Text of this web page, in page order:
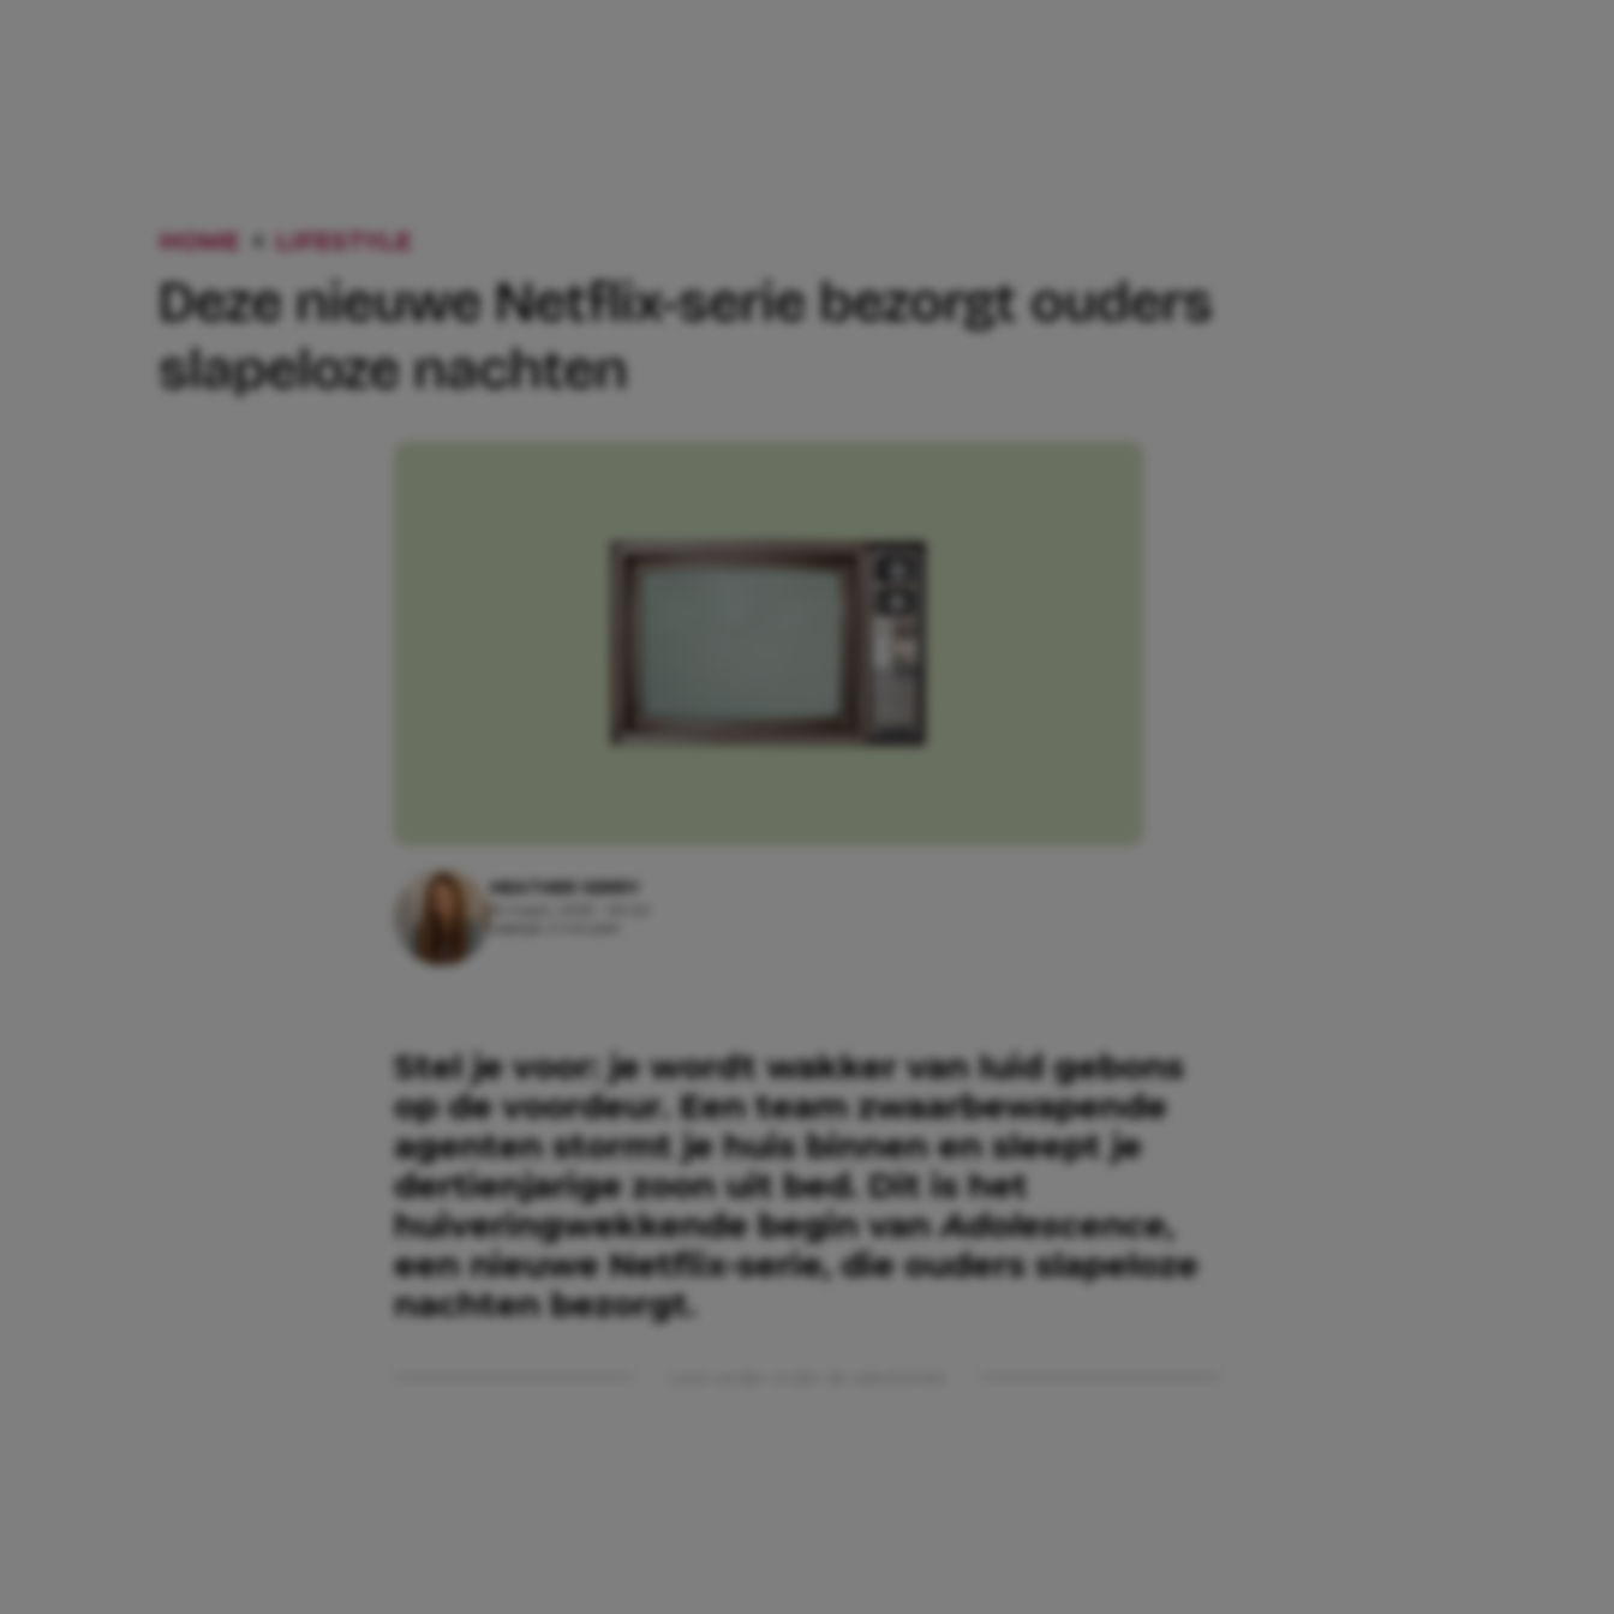
HOME LIFESTYLE
Deze nieuwe Netflix-serie bezorgt ouders
slapeloze nachten
HEATHER SERRY
Stel je voor: je wordt wakker van luid gebons
op de voordeur. Een team zwaarbewapende
agenten stormt je huis binnen en sleept je
dertienjarige zoon uit bed. Dit is het
huiveringwekkende begin vanAdolescence,
een nieuwe Netflix-serie, die ouders slapeloze
nachten bezorgt.